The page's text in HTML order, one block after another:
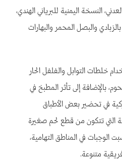
النسخة اليمنية للبرياني الهندي،
والبصل المحمر والبهارات
خلطات التوابل والفلفل الحار
بالإضافة إلى تأثر المطبخ في
في تحضير بعض الأطباق
التي تتكون من قطع لحم صغيرة
الوجبات في المناطق التهامية،
متنوعة.